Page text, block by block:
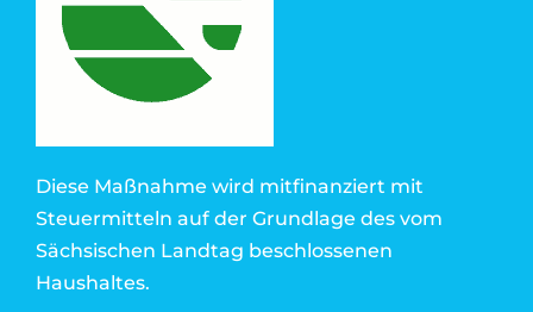
Diese Maßnahme wird mitfinanziert mit
Steuermitteln auf der Grundlage des vom
Sächsischen Landtag beschlossenen
Haushaltes.